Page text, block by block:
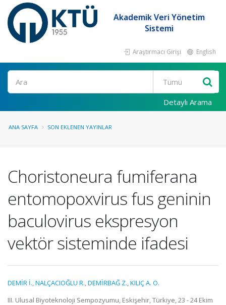
Akademik Veri Yönetim
Sistemi
Araştırmacı Girişi English
Ara
Detaylı Arama
ANA SAYFA SON EKLENEN YAYINLAR
Choristoneura fumiferana
entomopoxvirus fus geninin
baculovirus ekspresyon
vektör sisteminde ifadesi
DEMİR İ.,NALÇACIOĞLU R.,DEMİRBAĞ Z.,KILIÇ A. O.
III. Ulusal Biyoteknoloji Sempozyumu, Eskişehir, Türkiye, 23 - 24 Ekim